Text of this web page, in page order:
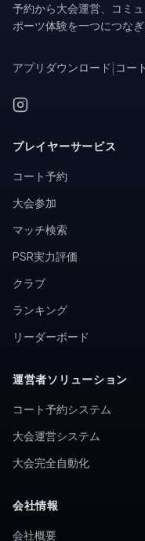
予約から大会運営、コミ
ポーツ体験を一つにつなぎ
アプリダウンロード コー
プレイヤーサービス
コート予約
大会参加
マッチ検索
PSR実力評価
クラブ
ランキング
リーダーボード
運営者ソリューション
コート予約システム
大会運営システム
大会完全自動化
会社情報
会社概要